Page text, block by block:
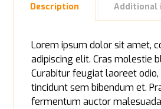
Description Additional
Lorem ipsum dolor sit amet,
adipiscing elit. Cras molestie
Curabitur feugiat laoreet
tincidunt sem bibendum et.
fermentum auctor